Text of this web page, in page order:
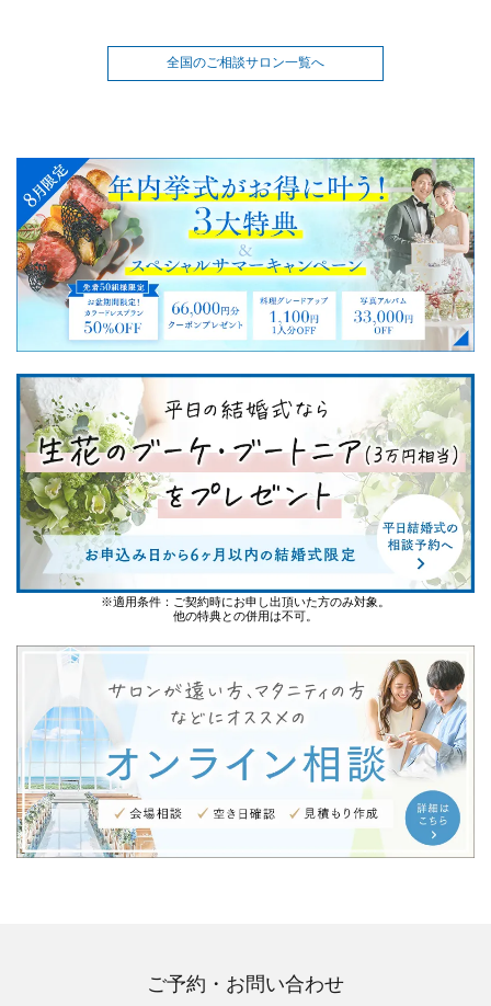
全国のご相談サロン一覧へ
※適用条件：ご契約時にお申し出頂いた方のみ対象。
他の特典との併用は不可。
ご予約・お問い合わせ